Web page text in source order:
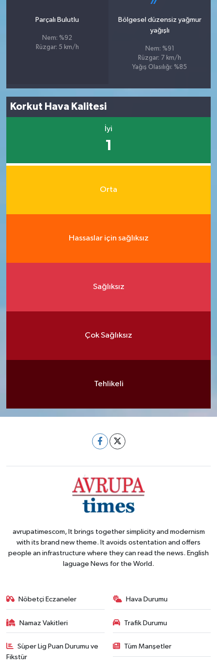
Parçalı Bulutlu
Nem: %92
Rüzgar: 5 km/h
Bölgesel düzensiz yağmur
yağışlı
Nem: %91
Rüzgar: 7 km/h
Yağış Olasılığı: %85
Korkut Hava Kalitesi
İyi
1
Orta
Hassaslar için sağlıksız
Sağlıksız
Çok Sağlıksız
Tehlikeli
avrupatimescom, It brings together simplicity and modernism
with its brand new theme. It avoids ostentation and offers
people an infrastructure where they can read the news. English
laguage News for the World.
Nöbetçi Eczaneler Hava Durumu
Namaz Vakitleri Trafik Durumu
Süper Lig Puan Durumu ve
Fikstür
Tüm Manşetler